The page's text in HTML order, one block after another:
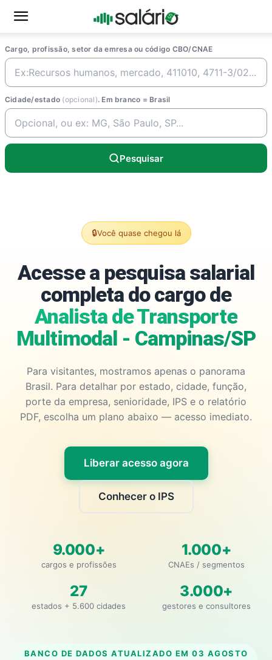
Cargo, profissão, setor da emresa ou código CBO/CNAE
Cidade/estado (opcional). Em branco = Brasil
Pesquisar
🔒Você quase chegou lá
Acesse a pesquisa salarial
completa do cargo de
Analista de Transporte
Multimodal - Campinas/SP
Para visitantes, mostramos apenas o panorama
Brasil. Para detalhar por estado, cidade, função,
porte da empresa, senioridade, IPS e o relatório
PDF, escolha um plano abaixo — acesso imediato.
Liberar acesso agora
Conhecer o IPS
9.000+
cargos e profissões
1.000+
CNAEs / segmentos
27
estados + 5.600 cidades
3.000+
gestores e consultores
BANCO DE DADOS ATUALIZADO EM 03 AGOSTO